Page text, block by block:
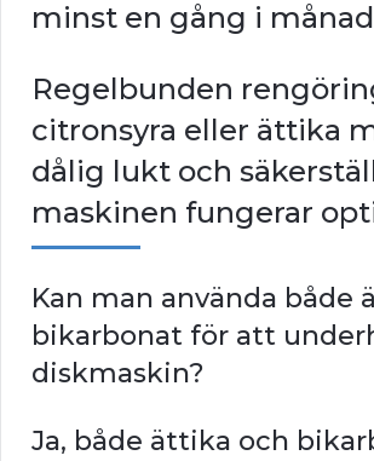
minst en gång i
Regelbunden
citronsyra eller ättika
dålig lukt och
maskinen fungerar
Kan man använda både
bikarbonat för att
diskmaskin?
Ja, både ättika och